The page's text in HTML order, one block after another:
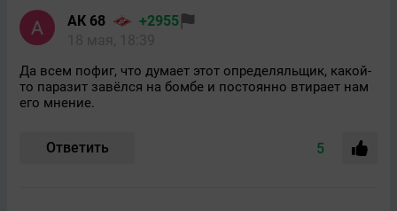
АК 68
+2955
Да всем пофиг, что думает этот определяльщик, какой-
то паразит завёлся на бомбе и постоянно втирает нам
его мнение.
Ответить 5